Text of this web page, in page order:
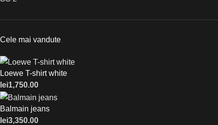
Cele mai vandute
Loewe T-shirt white
lei1,750.00
Balmain jeans
lei3,350.00